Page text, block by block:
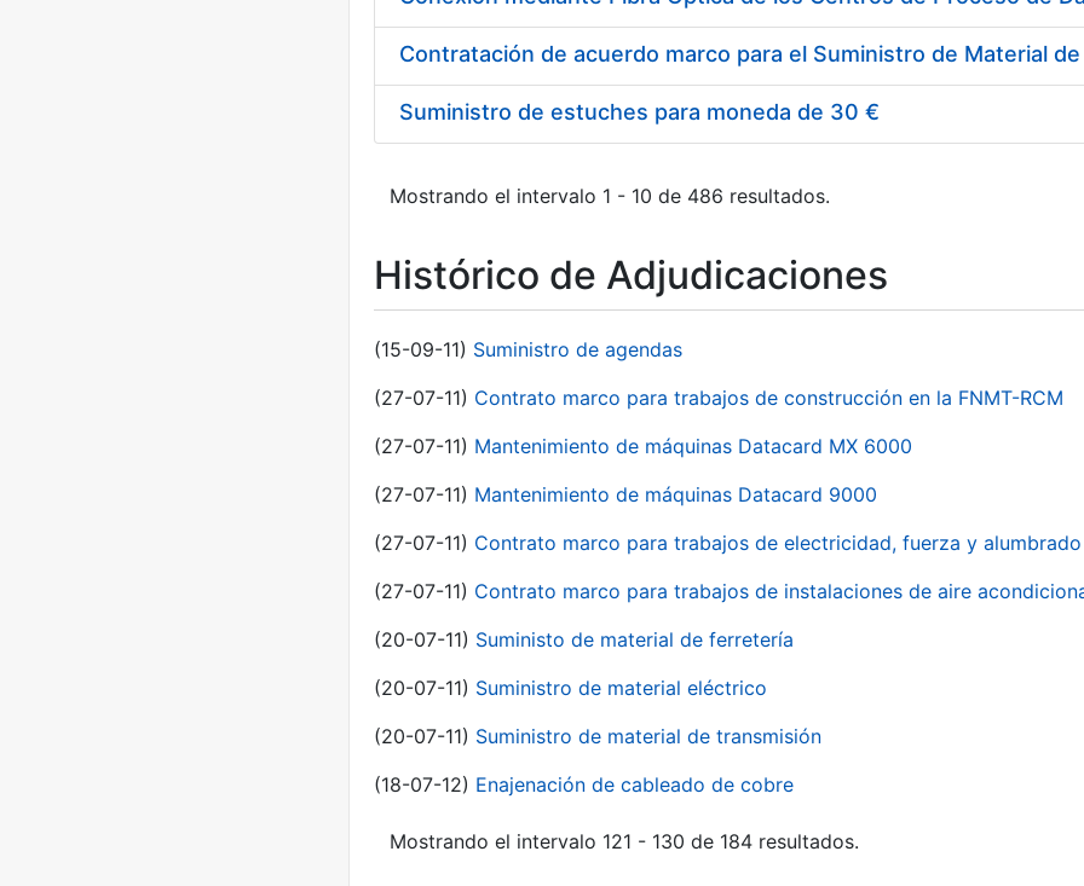
Suministro de estuches para moneda de 30 €
Mostrando el intervalo 1 - 10 de 486 resultados.
Histórico de Adjudicaciones
(15-09-11) Suministro de agendas
(27-07-11) Contrato marco para trabajos de construcción en la FNMT-RCM
(27-07-11) Mantenimiento de máquinas Datacard MX 6000
(27-07-11) Mantenimiento de máquinas Datacard 9000
(27-07-11) Contrato marco para trabajos de electricidad, fuerza y alumbrado
(27-07-11) Contrato marco para trabajos de instalaciones de aire
(20-07-11) Suministo de material de ferretería
(20-07-11) Suministro de material eléctrico
(20-07-11) Suministro de material de transmisión
(18-07-12) Enajenación de cableado de cobre
Mostrando el intervalo 121 - 130 de 184 resultados.